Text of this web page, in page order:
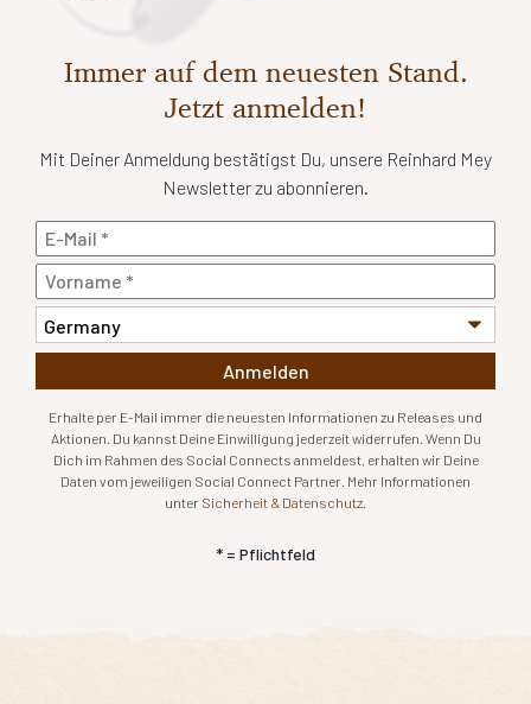
Immer auf dem neuesten Stand.
Jetzt anmelden!
Mit Deiner Anmeldung bestätigst Du, unsere Reinhard Mey
Newsletter zu abonnieren.
Anmelden
Erhalte per E-Mail immer die neuesten Informationen zu Releases und
Aktionen. Du kannst Deine Einwilligung jederzeit widerrufen. Wenn Du
Dich im Rahmen des Social Connects anmeldest, erhalten wir Deine
Daten vom jeweiligen Social Connect Partner. Mehr Informationen
unter Sicherheit & Datenschutz
* = Pflichtfeld